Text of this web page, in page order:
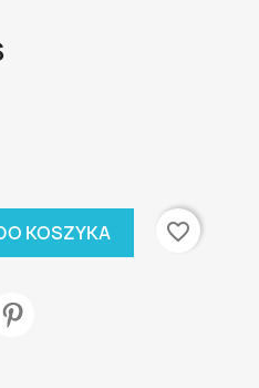
KOSZYKA favorite_border